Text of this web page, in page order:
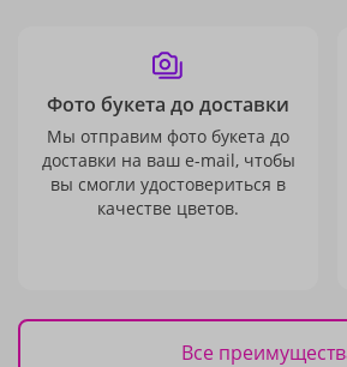
Фото букета до доставки
Мы отправим фото букета до
доставки на ваш e-mail, чтобы
вы смогли удостовериться в
качестве цветов.
Все